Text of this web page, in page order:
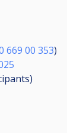
669 00 353)
)